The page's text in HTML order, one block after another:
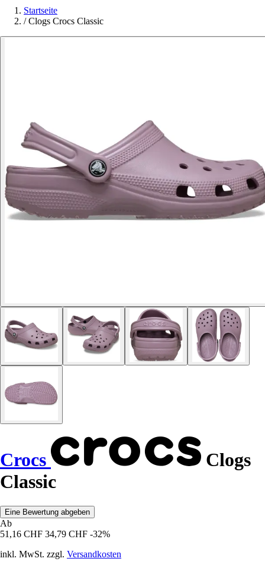
Startseite
/ Clogs Crocs Classic
Crocs
Clogs
Classic
Eine Bewertung abgeben
Ab
51,16 CHF 34,79 CHF -32%
inkl. MwSt. zzgl. Versandkosten